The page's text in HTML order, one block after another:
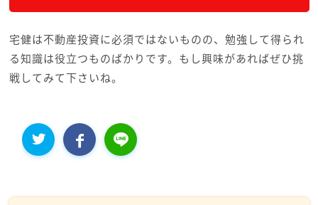
宅健は不動産投資に必須ではないものの、勉強して得られ
る知識は役立つものばかりです。もし興味があればぜひ挑
戦してみて下さいね。